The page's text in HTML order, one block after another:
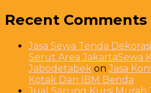
Recent Comments
Jasa Sewa Tenda
Serut Area JakartaSewa
Jabodetabek onJasa
Kotak Dan IBM Benda
Jual Sarung Kursi Murah